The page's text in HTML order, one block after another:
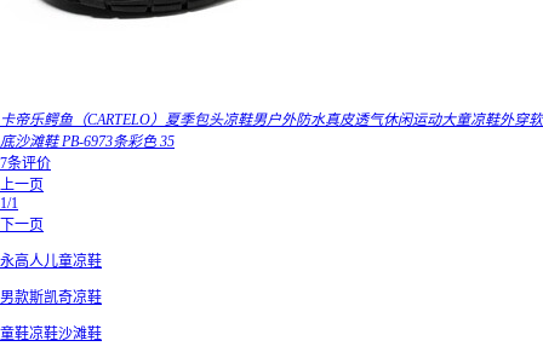
卡帝乐鳄鱼（CARTELO）夏季包头凉鞋男户外防水真皮透气休闲运动大童凉鞋外穿软
底沙滩鞋 PB-6973条彩色 35
7条评价
上一页
1/1
下一页
永高人儿童凉鞋
男款斯凯奇凉鞋
童鞋凉鞋沙滩鞋